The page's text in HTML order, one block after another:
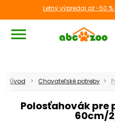
Letný výpredaj až -50
menu
Psy
Späť
Úvod Chovateľské potreby
Polosťahovák
60cm/